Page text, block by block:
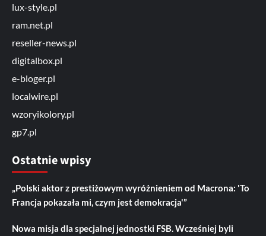
lux-style.pl
ram.net.pl
reseller-news.pl
digitalbox.pl
e-bloger.pl
localwire.pl
wzoryikolory.pl
gp7.pl
Ostatnie wpisy
„Polski aktor z prestiżowym wyróżnieniem od Macrona: 'To
Francja pokazała mi, czym jest demokracja'”
Nowa misja dla specjalnej jednostki FSB. Wcześniej byli